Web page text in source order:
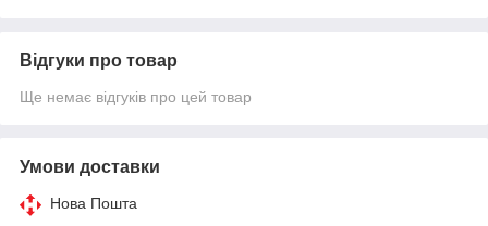
Відгуки про товар
Ще немає відгуків про цей товар
Умови доставки
Нова Пошта